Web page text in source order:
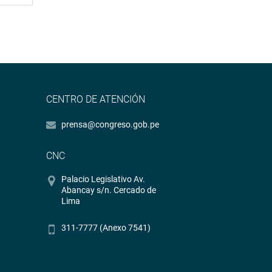
CENTRO DE ATENCIÓN
prensa@congreso.gob.pe
CNC
Palacio Legislativo Av.
Abancay s/n. Cercado de
Lima
311-7777 (Anexo 7541)